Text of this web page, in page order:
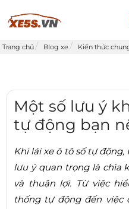
Trang chủ Blog xe Kiến thức
Một số lưu ý
tự động bạn
Khi lái xe ô tô số tự
lưu ý quan trọng là chìa
và thuận lợi. Từ việc
thống tự động đến việc